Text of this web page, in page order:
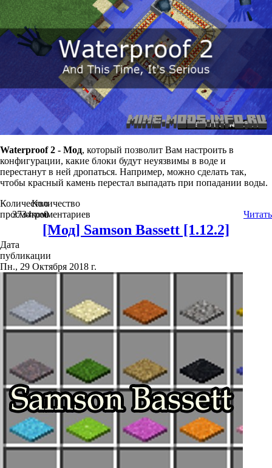
Waterproof 2 - Мод, который позволит Вам настроить в
конфигурации, какие блоки будут неуязвимы в воде и
перестанут в ней дропаться. Например, можно сделать так,
чтобы красный камень перестал выпадать при попадании воды.
Количество
просмотров
3734
Количество
комментариев
0 Читать
[Мод] Samson Bassett [1.12.2]
Дата
публикации
Пн., 29 Октября 2018 г.